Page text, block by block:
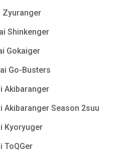
Zyuranger
Shinkenger
Gokaiger
Go-Busters
Akibaranger
Akibaranger Season 2suu
Kyoryuger
ToQGer